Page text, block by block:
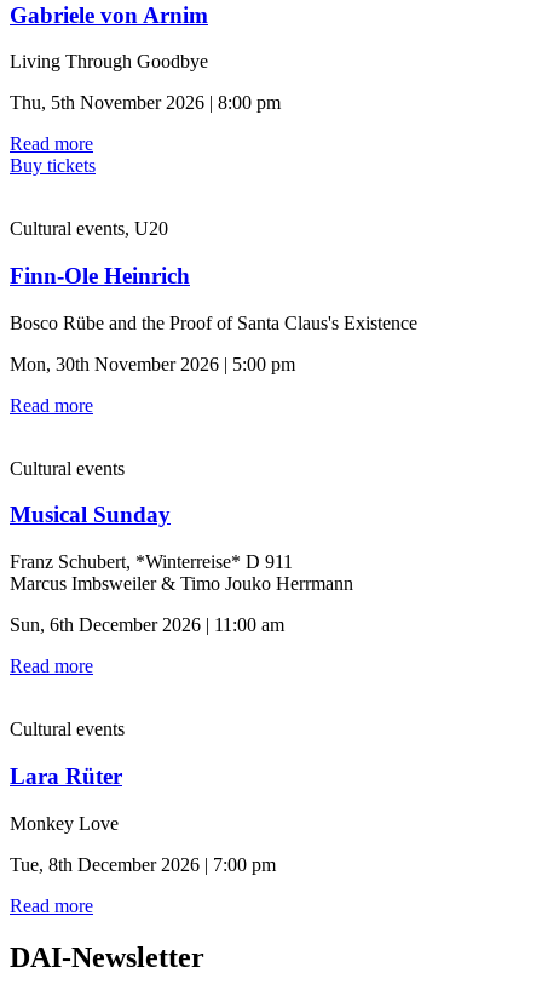
Gabriele von Arnim
Living Through Goodbye
Thu, 5th November 2026 | 8:00 pm
Read more
Buy tickets
Cultural events, U20
Finn-Ole Heinrich
Bosco Rübe and the Proof of Santa Claus's Existence
Mon, 30th November 2026 | 5:00 pm
Read more
Cultural events
Musical Sunday
Franz Schubert, *Winterreise* D 911
Marcus Imbsweiler & Timo Jouko Herrmann
Sun, 6th December 2026 | 11:00 am
Read more
Cultural events
Lara Rüter
Monkey Love
Tue, 8th December 2026 | 7:00 pm
Read more
DAI-Newsletter